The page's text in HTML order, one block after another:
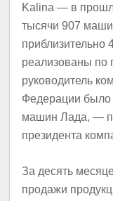
Kalina — в
тысячи 907
реализованы по
руководитель
Федерации было
машин Лада, —
президента
За десять
продажи